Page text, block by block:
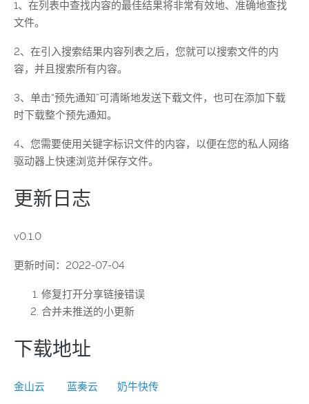
1、在列表中查找内容的最佳结果将非常有效地、准确地查找
文件。
2、在引入搜索结果内容列表之后，您就可以搜索文件的内
容，并且搜索所有内容。
3、单击“预先通知”可清晰地发送下载文件，也可在添加下载
时下载整个预先通知。
4、您需要使用关键字标识文件的内容，以便在您的私人网络
驱动器上快速浏览并保存文件。
更新日志
v0.1.0
更新时间：2022-07-04
修复打开分享链接错误
合并未推送的小更新
下载地址
金山云 蓝奏云 奶牛快传